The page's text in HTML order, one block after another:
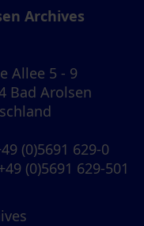
Archives
Allee 5 - 9
Bad Arolsen
(0)5691 629-0
(0)5691 629-501